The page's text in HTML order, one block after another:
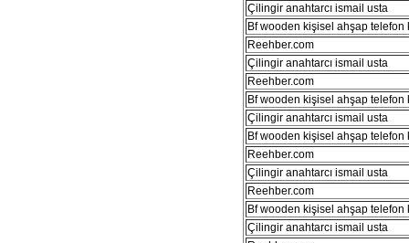
Çilingir anahtarcı ismail usta
Bf wooden kişisel ahşap telefon
Reehber.com
Çilingir anahtarcı ismail usta
Reehber.com
Bf wooden kişisel ahşap telefon
Çilingir anahtarcı ismail usta
Bf wooden kişisel ahşap telefon
Reehber.com
Çilingir anahtarcı ismail usta
Reehber.com
Bf wooden kişisel ahşap telefon
Çilingir anahtarcı ismail usta